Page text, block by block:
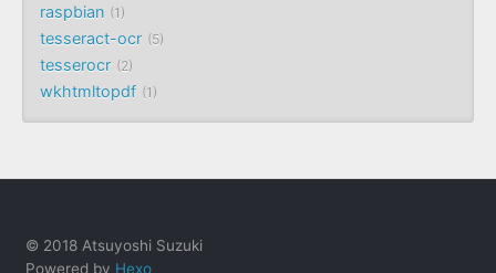
raspbian 1
tesseract-ocr 5
tesserocr 2
wkhtmltopdf 1
© 2018 Atsuyoshi Suzuki
Powered by Hexo